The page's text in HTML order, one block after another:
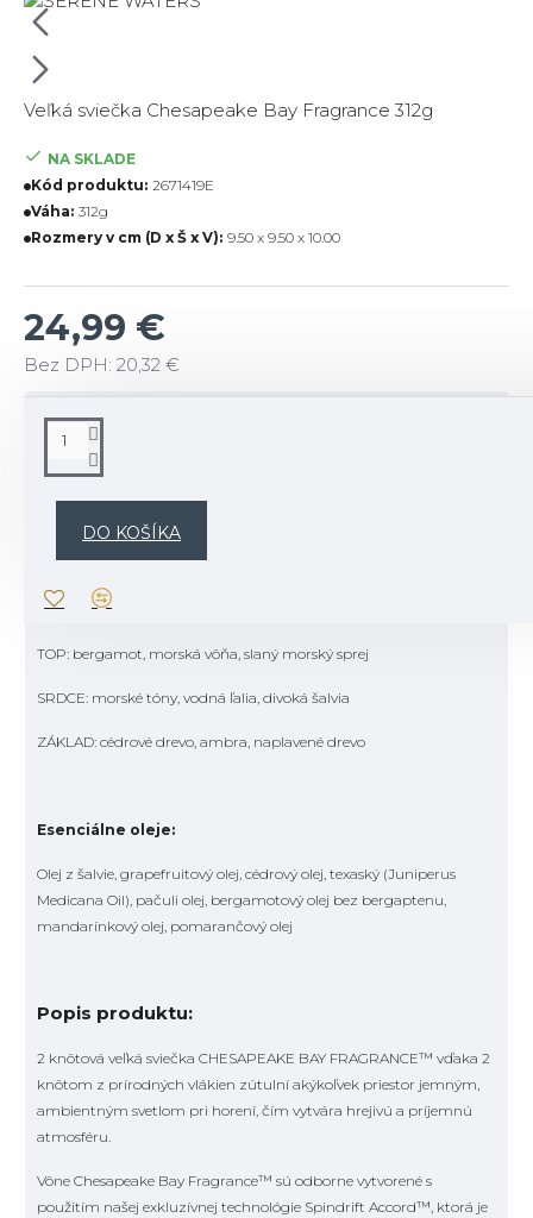
Veľká sviečka Chesapeake Bay Fragrance 312g
24,99 €
Bez DPH: 20,32 €
NA SKLADE
Kód produktu: 2671419E
Váha: 312g
Rozmery v cm (D x Š x V): 9.50 x 9.50 x 10.00
DO KOŠÍKA
Objavte čaro blaženého popoludnia v zátoke, znovu vytvorené v
aromatických tónoch bergamotu, divokého morského šalvie a
minerálneho naplaveného dreva — Serene Waters pripomína spev
vlny a sklenené odrazy mora.
TOP: bergamot, morská vôňa, slaný morský sprej
SRDCE: morské tóny, vodná ľalia, divoká šalvia
ZÁKLAD: cédrové drevo, ambra, naplavené drevo
Esenciálne oleje:
Olej z šalvie, grapefruitový olej, cédrový olej, texaský (Juniperus
Medicana Oil), pačuli olej, bergamotový olej bez bergaptenu,
mandarínkový olej, pomarančový olej
Popis produktu:
2 knôtová veľká sviečka CHESAPEAKE BAY FRAGRANCE™ vďaka 2
knôtom z prírodných vlákien zútulní akýkoľvek priestor jemným,
ambientným svetlom pri horení, čím vytvára hrejivú a príjemnú
atmosféru.
Vône Chesapeake Bay Fragrance™ sú odborne vytvorené s
použitím našej exkluzívnej technológie Spindrift Accord™, ktorá je